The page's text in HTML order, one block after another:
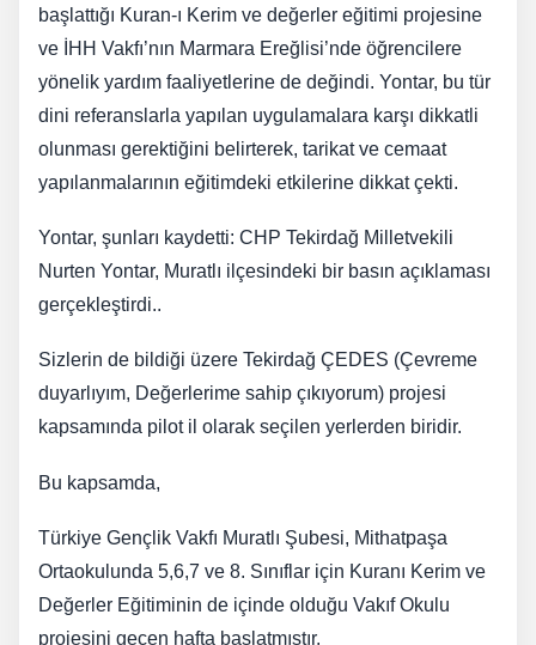
başlattığı Kuran-ı Kerim ve değerler eğitimi projesine
ve İHH Vakfı’nın Marmara Ereğlisi’nde öğrencilere
yönelik yardım faaliyetlerine de değindi. Yontar, bu tür
dini referanslarla yapılan uygulamalara karşı dikkatli
olunması gerektiğini belirterek, tarikat ve cemaat
yapılanmalarının eğitimdeki etkilerine dikkat çekti.
Yontar, şunları kaydetti: CHP Tekirdağ Milletvekili
Nurten Yontar, Muratlı ilçesindeki bir basın açıklaması
gerçekleştirdi..
Sizlerin de bildiği üzere Tekirdağ ÇEDES (Çevreme
duyarlıyım, Değerlerime sahip çıkıyorum) projesi
kapsamında pilot il olarak seçilen yerlerden biridir.
Bu kapsamda,
Türkiye Gençlik Vakfı Muratlı Şubesi, Mithatpaşa
Ortaokulunda 5,6,7 ve 8. Sınıflar için Kuranı Kerim ve
Değerler Eğitiminin de içinde olduğu Vakıf Okulu
projesini geçen hafta başlatmıştır.